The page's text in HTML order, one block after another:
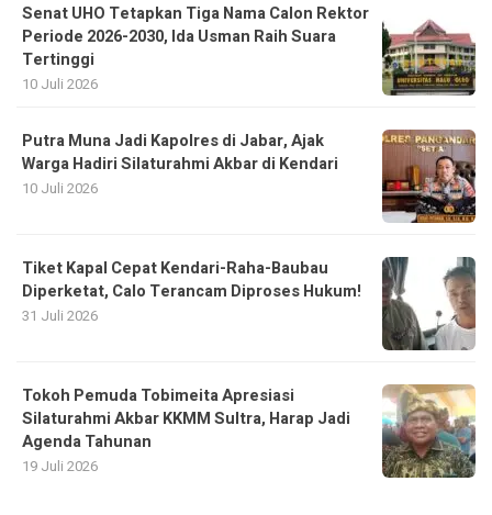
Senat UHO Tetapkan Tiga Nama Calon Rektor
Periode 2026-2030, Ida Usman Raih Suara
Tertinggi
10 Juli 2026
Putra Muna Jadi Kapolres di Jabar, Ajak
Warga Hadiri Silaturahmi Akbar di Kendari
10 Juli 2026
Tiket Kapal Cepat Kendari-Raha-Baubau
Diperketat, Calo Terancam Diproses Hukum!
31 Juli 2026
Tokoh Pemuda Tobimeita Apresiasi
Silaturahmi Akbar KKMM Sultra, Harap Jadi
Agenda Tahunan
19 Juli 2026